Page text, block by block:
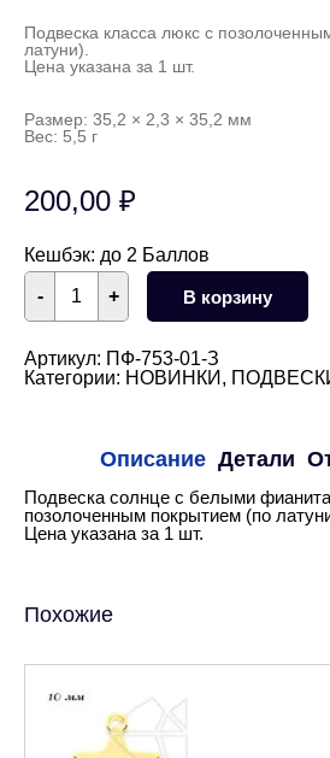
Подвеска класса люкс с
латуни).
Цена указана за 1 шт.
Размер: 35,2 × 2,3 × 35,2 мм
Вес: 5,5 г
200,00 ₽
Кешбэк: до 2 Баллов
+
Количество
товара
Подвеска
с
белыми
(золото)
- В корзину
Артикул: ПФ-753-01-З
Категории: НОВИНКИ ,
Описание Детали
Подвеска солнце с белыми
позолоченным покрытием (по
Цена указана за 1 шт.
Похожие